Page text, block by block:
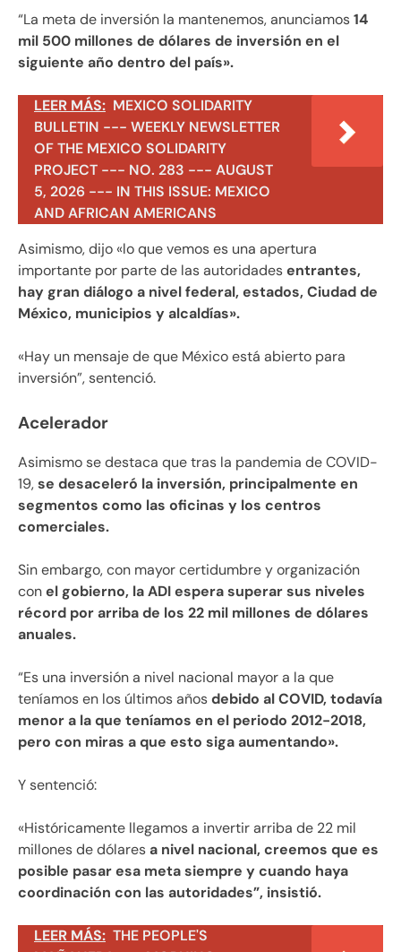
“La meta de inversión la mantenemos, anunciamos14
mil 500 millones de dólares de inversión en el
siguiente año dentro del país».
LEER MÁS: MEXICO SOLIDARITY
BULLETIN --- WEEKLY NEWSLETTER
OF THE MEXICO SOLIDARITY
PROJECT --- NO. 283 --- AUGUST
5, 2026 --- IN THIS ISSUE: MEXICO
AND AFRICAN AMERICANS
Asimismo, dijo «lo que vemos es una apertura
importante por parte de las autoridadesentrantes,
hay gran diálogo a nivel federal, estados, Ciudad de
México, municipios y alcaldías».
«Hay un mensaje de que México está abierto para
inversión”, sentenció.
Acelerador
Asimismo se destaca que tras la pandemia de COVID-
19,se desaceleró la inversión, principalmente en
segmentos como las oficinas y los centros
comerciales.
Sin embargo, con mayor certidumbre y organización
conel gobierno, la ADI espera superar sus niveles
récord por arriba de los 22 mil millones de dólares
anuales.
“Es una inversión a nivel nacional mayor a la que
teníamos en los últimos añosdebido al COVID, todavía
menor a la que teníamos en el periodo 2012-2018,
pero con miras a que esto siga aumentando».
Y sentenció:
«Históricamente llegamos a invertir arriba de 22 mil
millones de dólaresa nivel nacional, creemos que es
posible pasar esa meta siempre y cuando haya
coordinación con las autoridades”, insistió.
LEER MÁS: THE PEOPLE'S